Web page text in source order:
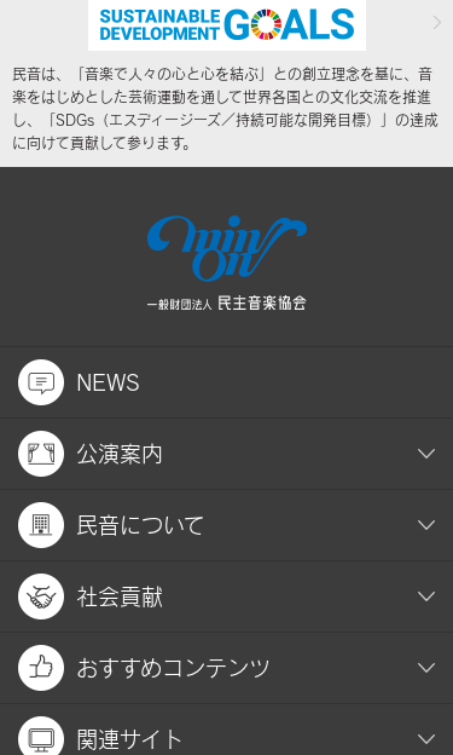
民音は、「音楽で人々の心と心を結ぶ」との創立理念を基に、音
楽をはじめとした芸術運動を通して世界各国との文化交流を推進
し、「SDGs（エスディージーズ／持続可能な開発目標）」の達成
に向けて貢献して参ります。
NEWS
公演案内
民音について
社会貢献
おすすめコンテンツ
関連サイト